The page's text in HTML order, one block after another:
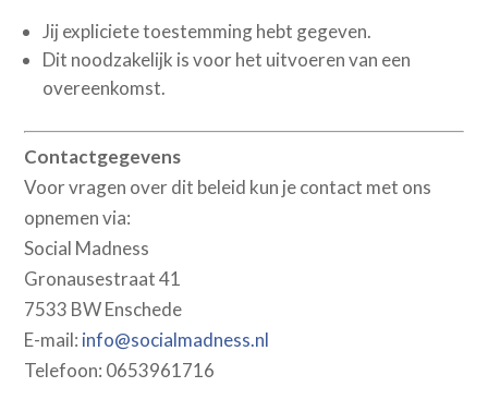
Jij expliciete toestemming hebt gegeven.
Dit noodzakelijk is voor het uitvoeren van een
overeenkomst.
Contactgegevens
Voor vragen over dit beleid kun je contact met ons
opnemen via:
Social Madness
Gronausestraat 41
7533 BW Enschede
E-mail: info@socialmadness.nl
Telefoon: 0653961716